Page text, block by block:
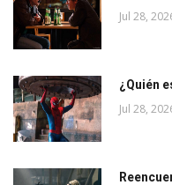
Jul 28,
¿Quién
Jul 28,